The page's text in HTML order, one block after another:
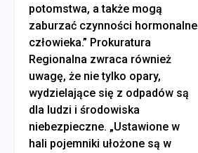
potomstwa, a także mogą
zaburzać czynności hormonalne
człowieka.” Prokuratura
Regionalna zwraca również
uwagę, że nie tylko opary,
wydzielające się z odpadów są
dla ludzi i środowiska
niebezpieczne. „Ustawione w
hali pojemniki ułożone są w